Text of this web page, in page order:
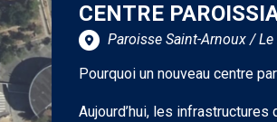
CENTRE
Paroisse Saint-Arnoux / Le
Pourquoi un nouveau centre
Aujourd’hui, les